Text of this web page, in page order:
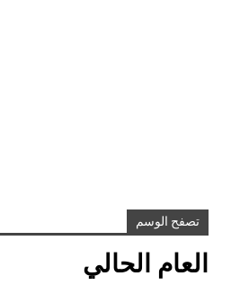
تصفح الوسم
العام الحالي